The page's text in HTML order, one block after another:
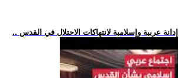
.. إدانة عربية وإسلامية لانتهاكات الاحتلال في القدس